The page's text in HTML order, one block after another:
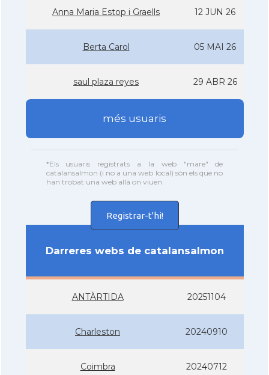
Anna Maria Estop i Graells 12 JUN 26
Berta Carol 05 MAI 26
saul plaza reyes 29 ABR 26
més usuaris
*Els usuaris registrats a la web "mare" de
catalansalmon (i no a una web local) són els que no
han trobat una web allà on viuen
Registrar-t'hi!
Darreres webs de catalansalmon
ANTÀRTIDA 20251104
Charleston 20240910
Coimbra 20240712